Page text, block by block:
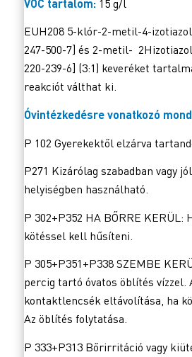
VOC tartalom: 15 g/l
EUH208 5-klór-2-metil-4-
247-500-7] és 2-metil-
220-239-6] (3:1) keveréket
reakciót válthat ki.
Óvintézkedésre vonatkozó
P 102 Gyerekektől elzárva
P271 Kizárólag szabadban vagy
helyiségben használható.
P 302+P352 HA BŐRRE KERÜL:
kötéssel kell hűsíteni.
P 305+P351+P338 SZEMBE
percig tartó óvatos öblítés vízzel.
kontaktlencsék eltávolítása, ha
Az öblítés folytatása.
P 333+P313 Bőrirritáció vagy